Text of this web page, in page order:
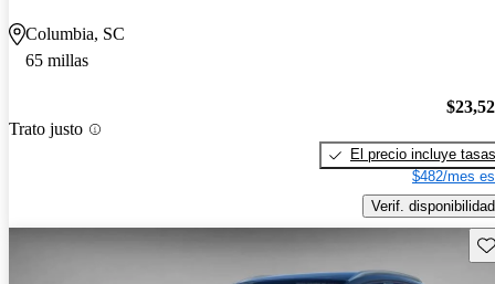
Columbia, SC
65 millas
Trato justo
El precio incluye tasas
$482/mes
Verif. disponibilidad